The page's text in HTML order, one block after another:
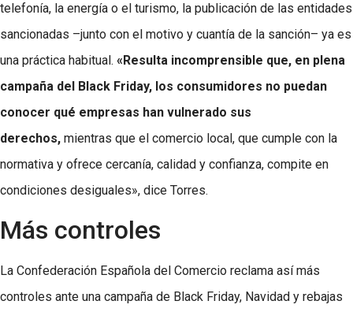
telefonía, la energía o el turismo, la publicación de las entidades
sancionadas –junto con el motivo y cuantía de la sanción– ya es
una práctica habitual. «Resulta incomprensible que, en plena
campaña del Black Friday, los consumidores no puedan
conocer qué empresas han vulnerado sus
derechos, mientras que el comercio local, que cumple con la
normativa y ofrece cercanía, calidad y confianza, compite en
condiciones desiguales», dice Torres.
Más controles
La Confederación Española del Comercio reclama así más
controles ante una campaña de Black Friday, Navidad y rebajas